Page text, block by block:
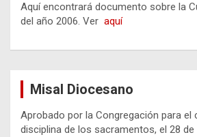
Aquí encontrará documento sobre la
del año 2006. Ver aquí
Misal Diocesano
Aprobado por la Congregación para el
disciplina de los sacramentos, el 28